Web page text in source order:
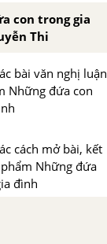
con trong gia
Thi
bài văn nghị luận
Những đứa con
cách mở bài, kết
Những đứa
đình